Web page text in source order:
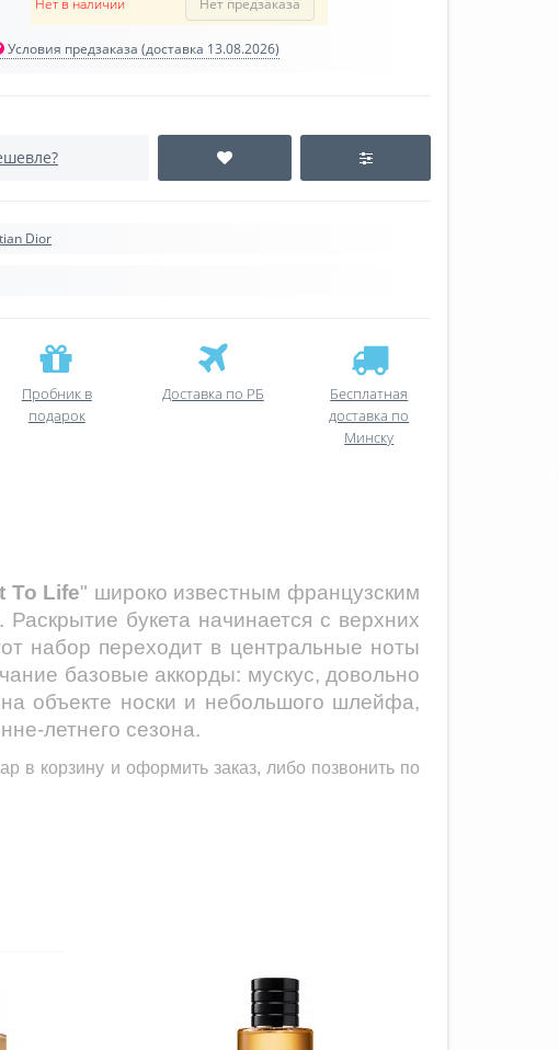
Нет в наличии Нет предзаказа
Условия предзаказа (доставка 13.08.2026)
Dior
Пробник в
подарок
Доставка по РБ
Бесплатная
доставка по
Минску
To Life" широко известным французским
букета начинается с верхних
набор переходит в центральные ноты
базовые аккорды: мускус, довольно
объекте носки и небольшого шлейфа,
летнего сезона.
в корзину и оформить заказ, либо позвонить по